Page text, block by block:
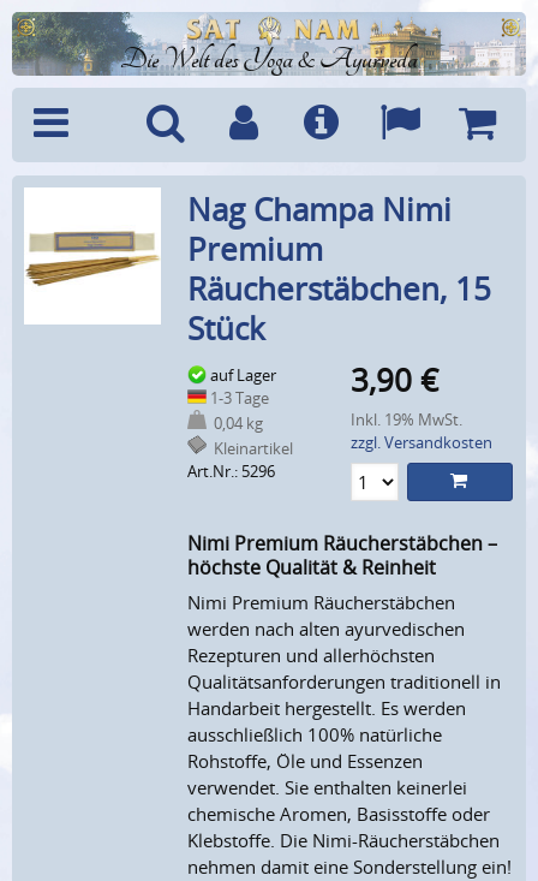
Die Welt des Yoga & Ayurveda
SucheBenutzerkonto
Info Sprachen
Nag Champa Nimi
Premium
Räucherstäbchen, 15
Stück
auf Lager
1-3 Tage
0,04 kg
Kleinartikel
Art.Nr.: 5296
3,90 €
Inkl. 19% MwSt.
zzgl. Versandkosten
Nimi Premium Räucherstäbchen –
höchste Qualität & Reinheit
Nimi Premium Räucherstäbchen
werden nach alten ayurvedischen
Rezepturen und allerhöchsten
Qualitätsanforderungen traditionell in
Handarbeit hergestellt. Es werden
ausschließlich 100% natürliche
Rohstoffe, Öle und Essenzen
verwendet. Sie enthalten keinerlei
chemische Aromen, Basisstoffe oder
Klebstoffe. Die Nimi-Räucherstäbchen
nehmen damit eine Sonderstellung ein!